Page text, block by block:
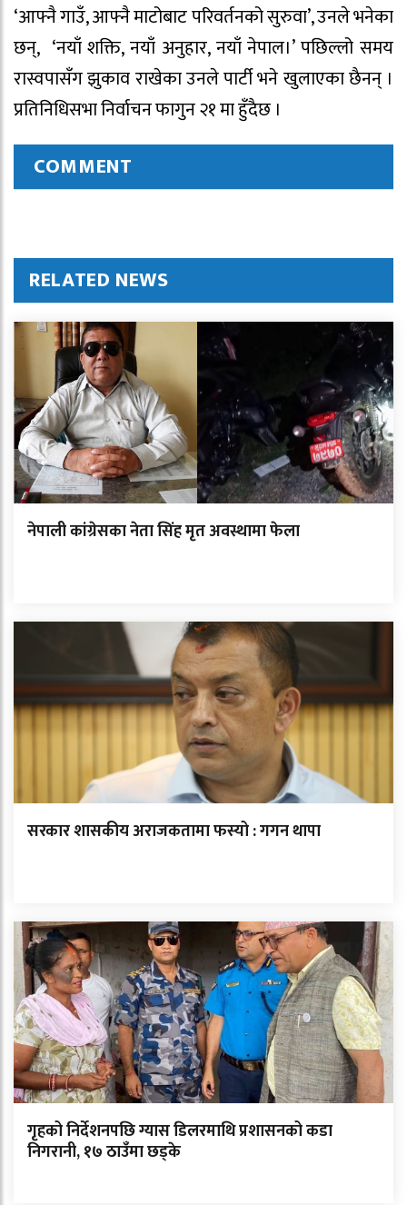
‘आफ्नै गाउँ, आफ्नै माटोबाट परिवर्तनको सुरुवा’, उनले भनेका
छन्, ‘नयाँ शक्ति, नयाँ अनुहार, नयाँ नेपाल।’ पछिल्लो समय
रास्वपासँग झुकाव राखेका उनले पार्टी भने खुलाएका छैनन् ।
प्रतिनिधिसभा निर्वाचन फागुन २१ मा हुँदैछ ।
COMMENT
RELATED NEWS
नेपाली कांग्रेसका नेता सिंह मृत अवस्थामा फेला
सरकार शासकीय अराजकतामा फस्यो : गगन थापा
गृहको निर्देशनपछि ग्यास डिलरमाथि प्रशासनको कडा
निगरानी, १७ ठाउँमा छड्के